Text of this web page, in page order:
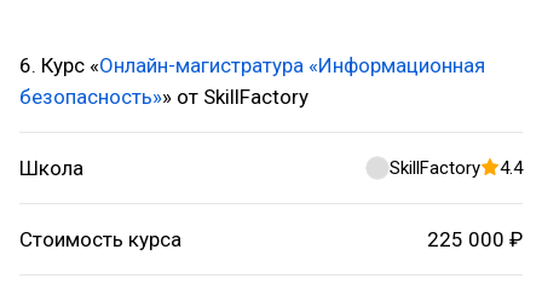
6. Курс «Онлайн-магистратура «Информационная
безопасность»» от SkillFactory
Школа SkillFactory 4.4
Стоимость курса 225 000 ₽